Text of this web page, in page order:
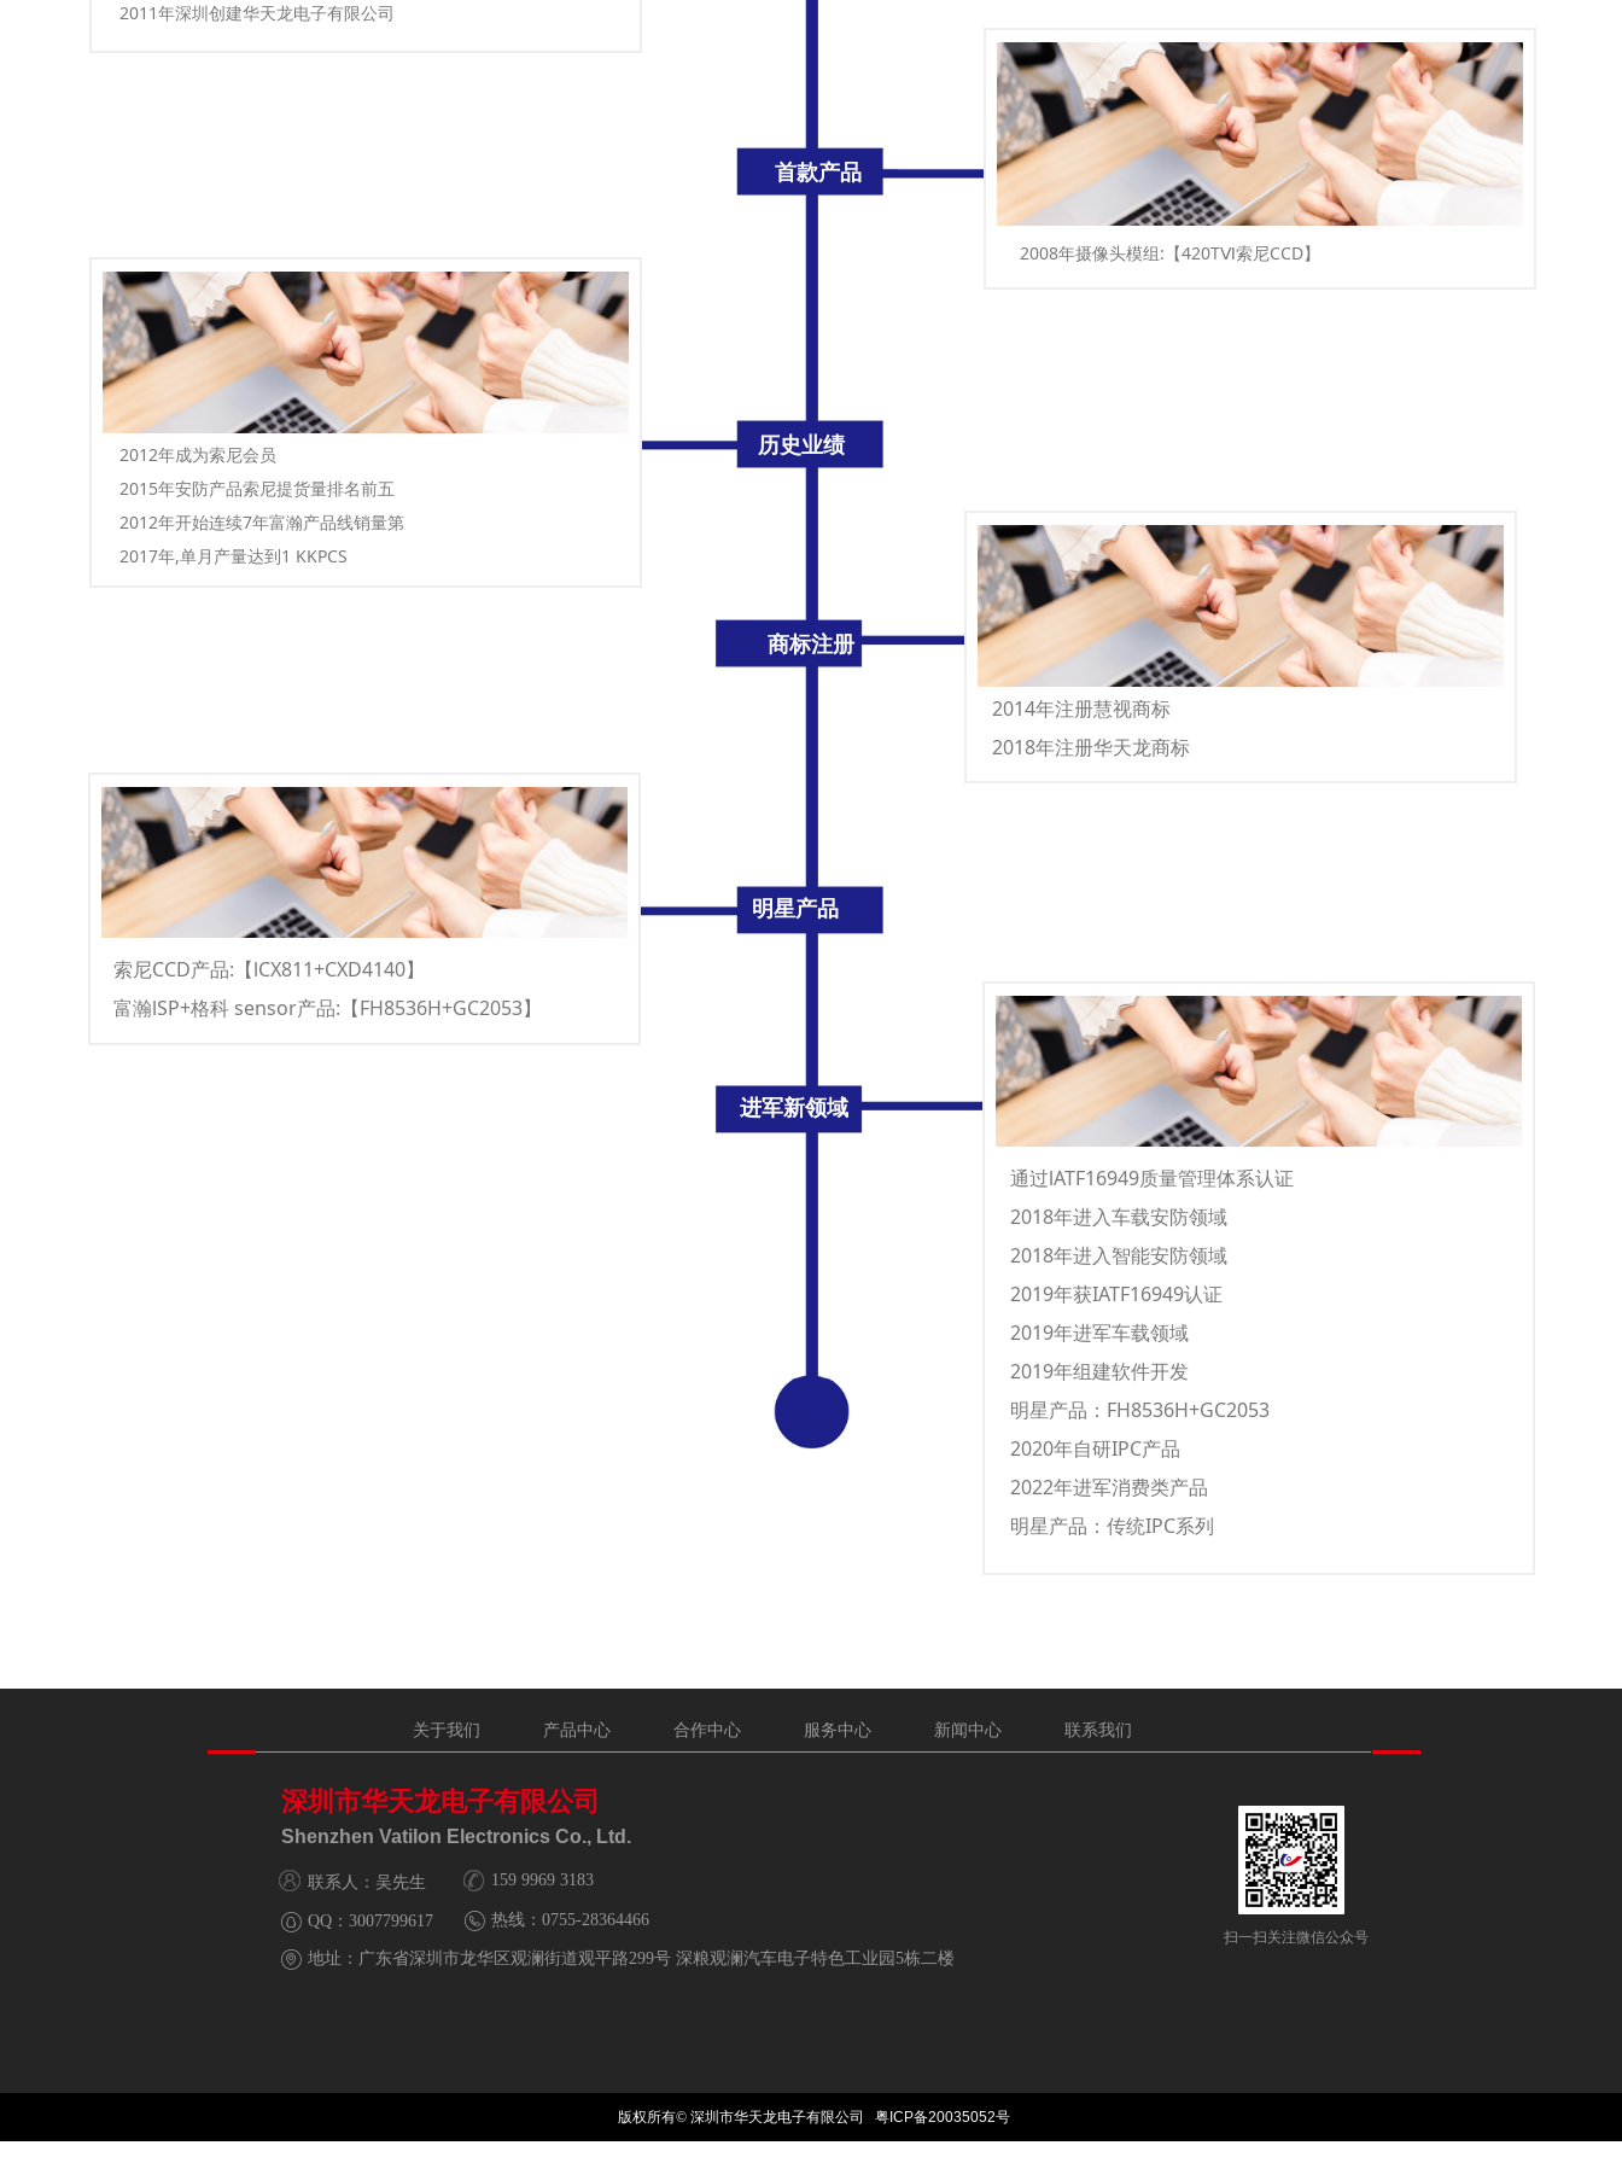
2011年深圳创建华天龙电子有限公司
2012年成为索尼会员
2015年安防产品索尼提货量排名前五
2012年开始连续7年富瀚产品线销量第
2017年,单月产量达到1 KKPCS
2008年摄像头模组:【420TⅥ索尼CCD】
首款产品
历史业绩
2014年注册慧视商标
2018年注册华天龙商标
商标注册
索尼CCD产品:【lCX811+CXD4140】
富瀚lSP+格科 sensor产品:【FH8536H+GC2053】
通过lATF16949质量管理体系认证
2018年进入车载安防领域
2018年进入智能安防领域
2019年获IATF16949认证
2019年进军车载领域
2019年组建软件开发
明星产品：FH8536H+GC2053
2020年自研IPC产品
2022年进军消费类产品
明星产品：传统IPC系列
明星产品
进军新领域
QQ： 3007799617
地址： 广东省深圳市龙华区观澜街道观平路299号 深粮观澜汽车电子特色工业园5栋二楼
关于我们 产品中心 合作中心 服务中心 新闻中心 联系我们
联系人：吴先生
扫一扫关注微信公众号
热线： 0755-28364466
159 9969 3183
深圳市华天龙电子有限公司
Shenzhen Vatilon Electronics Co., Ltd.
版权所有© 深圳市华天龙电子有限公司 粤ICP备20035052号